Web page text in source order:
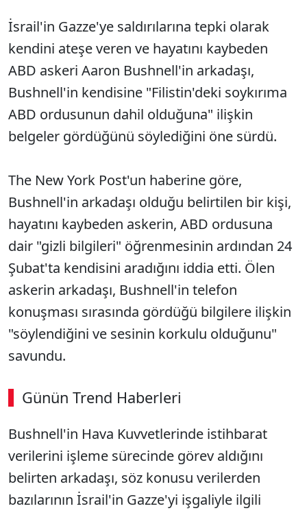
İsrail'in Gazze'ye saldırılarına tepki olarak
kendini ateşe veren ve hayatını kaybeden
ABD askeri Aaron Bushnell'in arkadaşı,
Bushnell'in kendisine "Filistin'deki soykırıma
ABD ordusunun dahil olduğuna" ilişkin
belgeler gördüğünü söylediğini öne sürdü.
The New York Post'un haberine göre,
Bushnell'in arkadaşı olduğu belirtilen bir kişi,
hayatını kaybeden askerin, ABD ordusuna
dair "gizli bilgileri" öğrenmesinin ardından 24
Şubat'ta kendisini aradığını iddia etti. Ölen
askerin arkadaşı, Bushnell'in telefon
konuşması sırasında gördüğü bilgilere ilişkin
"söylendiğini ve sesinin korkulu olduğunu"
savundu.
Günün Trend Haberleri
Bushnell'in Hava Kuvvetlerinde istihbarat
verilerini işleme sürecinde görev aldığını
belirten arkadaşı, söz konusu verilerden
bazılarının İsrail'in Gazze'yi işgaliyle ilgili